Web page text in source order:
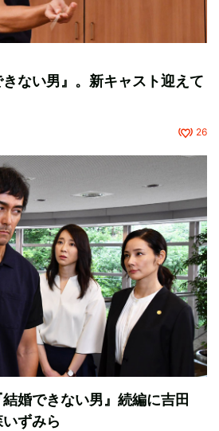
きない男』。新キャスト迎えて
26
婚できない男』続編に吉田
ずみら